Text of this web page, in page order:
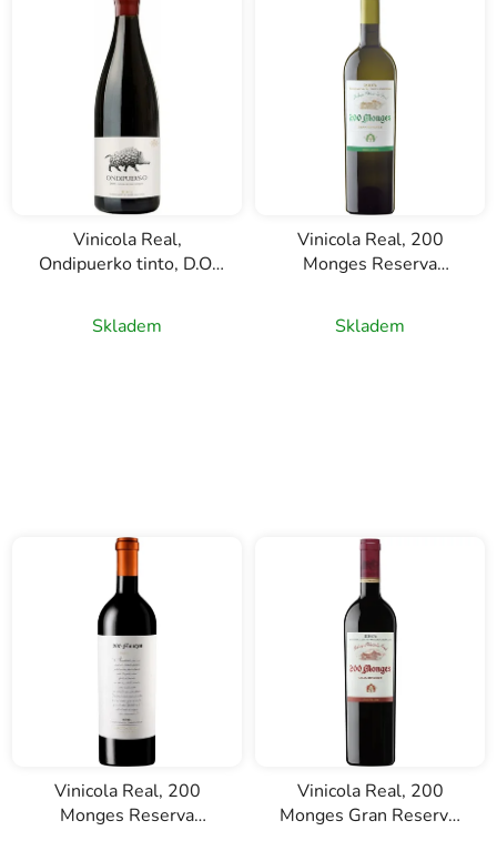
Vinicola Real,
Ondipuerko tinto, D.O.
0,75l
Skladem
Vinicola Real, 200
Monges Reserva
víno, 0,75l
Skladem
Vinicola Real, 200
Monges Reserva
Vinicola Real, 200
Monges Gran Reserva,